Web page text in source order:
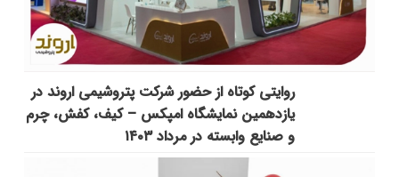
روایتی کوتاه از حضور شرکت پتروشیمی اروند در
یازدهمین نمایشگاه امپکس‌ – کیف، کفش، چرم
و صنایع وابسته در مرداد ۱۴۰۳